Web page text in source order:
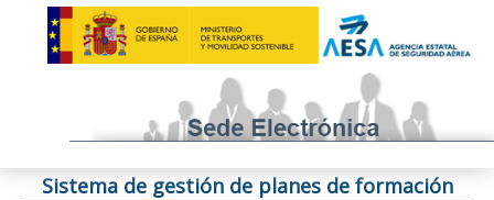
Sistema de gestión de planes de formación